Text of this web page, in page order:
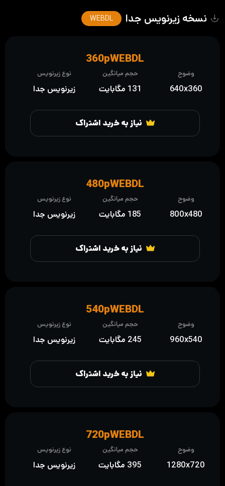
نسخه زیرنویس جدا WEBDL
نیاز به خرید اشتراک
وضوح
640x360
حجم میانگین
131 مگابایت
نوع زیرنویس
زیرنویس جدا
360pWEBDL
نیاز به خرید اشتراک
وضوح
800x480
حجم میانگین
185 مگابایت
نوع زیرنویس
زیرنویس جدا
480pWEBDL
نیاز به خرید اشتراک
وضوح
960x540
حجم میانگین
245 مگابایت
نوع زیرنویس
زیرنویس جدا
540pWEBDL
وضوح
1280x720
حجم میانگین
395 مگابایت
نوع زیرنویس
زیرنویس جدا
720pWEBDL